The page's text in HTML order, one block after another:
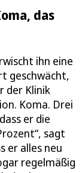
das
ihn eine
geschwächt,
der Klinik
Koma. Drei
er die
sagt
er alles neu
regelmäßig